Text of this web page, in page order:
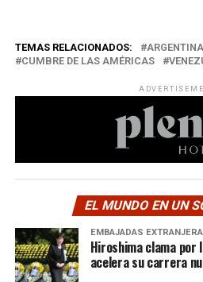
TEMAS RELACIONADOS:
ARGENTINA
CUMBRE DE LAS AMÉRICAS
EL MUNDO EN UN
EMBAJADAS
Hiroshima clama por
acelera su carrera